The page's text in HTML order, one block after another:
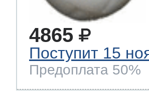
4865
Поступит 15
Предоплата 50%